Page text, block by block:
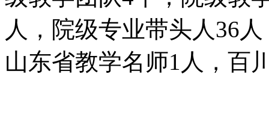
人，院级专业带头人36
山东省教学名师1人，百